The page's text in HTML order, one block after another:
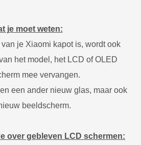
je moet weten:
je Xiaomi kapot is, wordt ook
het model, het LCD of OLED
mee vervangen.
een ander nieuw glas, maar ook
beeldscherm.
over gebleven LCD schermen: